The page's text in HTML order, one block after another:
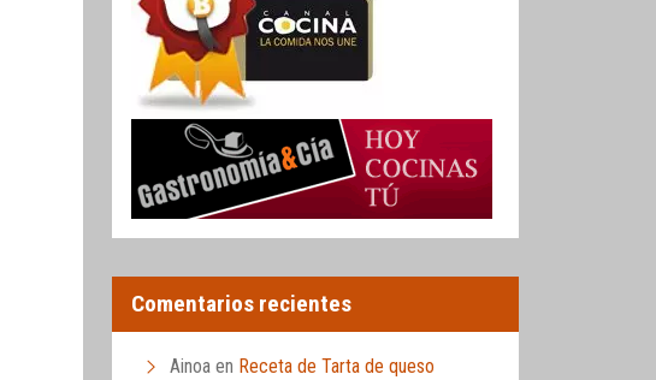
Comentarios recientes
Ainoa en Receta de Tarta de queso